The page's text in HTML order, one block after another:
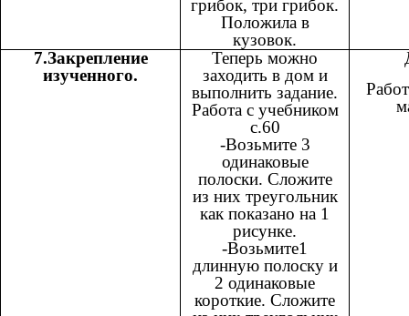
грибок, три грибок.
Положила в
кузовок.
7.Закрепление
изученного.
Теперь можно
заходить в дом и
выполнить задание.
Работа с учебником
с.60
-Возьмите 3
одинаковые
полоски. Сложите
из них треугольник
как показано на 1
рисунке.
-Возьмите1
длинную полоску и
2 одинаковые
короткие. Сложите